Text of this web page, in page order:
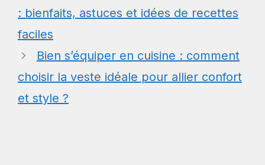
: bienfaits, astuces et idées de recettes
faciles
Bien s’équiper en cuisine : comment
choisir la veste idéale pour allier confort
et style ?